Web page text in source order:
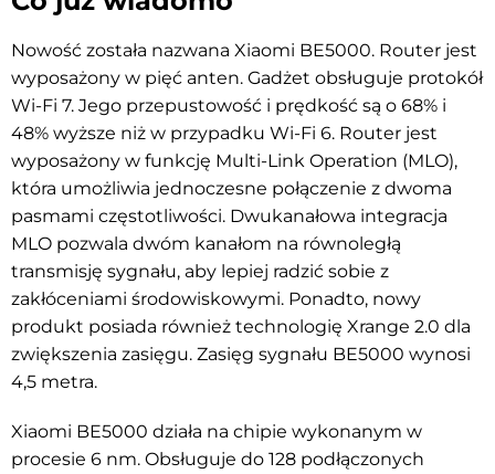
Nowość została nazwana Xiaomi BE5000. Router jest
wyposażony w pięć anten. Gadżet obsługuje protokół
Wi-Fi 7. Jego przepustowość i prędkość są o 68% i
48% wyższe niż w przypadku Wi-Fi 6. Router jest
wyposażony w funkcję Multi-Link Operation (MLO),
która umożliwia jednoczesne połączenie z dwoma
pasmami częstotliwości. Dwukanałowa integracja
MLO pozwala dwóm kanałom na równoległą
transmisję sygnału, aby lepiej radzić sobie z
zakłóceniami środowiskowymi. Ponadto, nowy
produkt posiada również technologię Xrange 2.0 dla
zwiększenia zasięgu. Zasięg sygnału BE5000 wynosi
4,5 metra.
Xiaomi BE5000 działa na chipie wykonanym w
procesie 6 nm. Obsługuje do 128 podłączonych